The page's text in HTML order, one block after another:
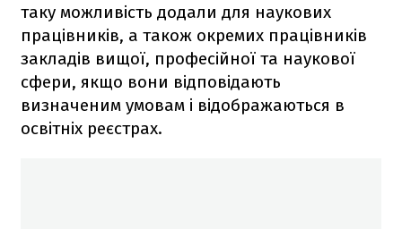
таку можливість додали для наукових
працівників, а також окремих працівників
закладів вищої, професійної та наукової
сфери, якщо вони відповідають
визначеним умовам і відображаються в
освітніх реєстрах.